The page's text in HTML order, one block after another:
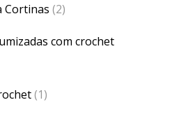
Cortinas (2)
com crochet
(1)